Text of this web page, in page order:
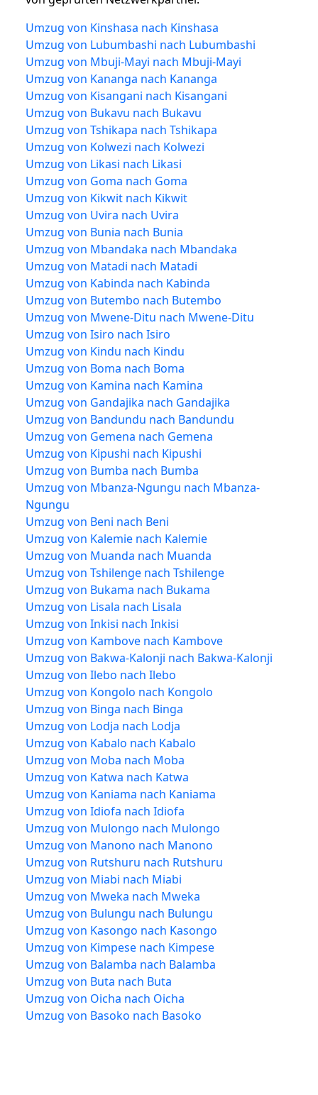
Umzug von Kinshasa nach Kinshasa
Umzug von Lubumbashi nach Lubumbashi
Umzug von Mbuji-Mayi nach Mbuji-Mayi
Umzug von Kananga nach Kananga
Umzug von Kisangani nach Kisangani
Umzug von Bukavu nach Bukavu
Umzug von Tshikapa nach Tshikapa
Umzug von Kolwezi nach Kolwezi
Umzug von Likasi nach Likasi
Umzug von Goma nach Goma
Umzug von Kikwit nach Kikwit
Umzug von Uvira nach Uvira
Umzug von Bunia nach Bunia
Umzug von Mbandaka nach Mbandaka
Umzug von Matadi nach Matadi
Umzug von Kabinda nach Kabinda
Umzug von Butembo nach Butembo
Umzug von Mwene-Ditu nach Mwene-Ditu
Umzug von Isiro nach Isiro
Umzug von Kindu nach Kindu
Umzug von Boma nach Boma
Umzug von Kamina nach Kamina
Umzug von Gandajika nach Gandajika
Umzug von Bandundu nach Bandundu
Umzug von Gemena nach Gemena
Umzug von Kipushi nach Kipushi
Umzug von Bumba nach Bumba
Umzug von Mbanza-Ngungu nach Mbanza-
Ngungu
Umzug von Beni nach Beni
Umzug von Kalemie nach Kalemie
Umzug von Muanda nach Muanda
Umzug von Tshilenge nach Tshilenge
Umzug von Bukama nach Bukama
Umzug von Lisala nach Lisala
Umzug von Inkisi nach Inkisi
Umzug von Kambove nach Kambove
Umzug von Bakwa-Kalonji nach Bakwa-Kalonji
Umzug von Ilebo nach Ilebo
Umzug von Kongolo nach Kongolo
Umzug von Binga nach Binga
Umzug von Lodja nach Lodja
Umzug von Kabalo nach Kabalo
Umzug von Moba nach Moba
Umzug von Katwa nach Katwa
Umzug von Kaniama nach Kaniama
Umzug von Idiofa nach Idiofa
Umzug von Mulongo nach Mulongo
Umzug von Manono nach Manono
Umzug von Rutshuru nach Rutshuru
Umzug von Miabi nach Miabi
Umzug von Mweka nach Mweka
Umzug von Bulungu nach Bulungu
Umzug von Kasongo nach Kasongo
Umzug von Kimpese nach Kimpese
Umzug von Balamba nach Balamba
Umzug von Buta nach Buta
Umzug von Oicha nach Oicha
Umzug von Basoko nach Basoko